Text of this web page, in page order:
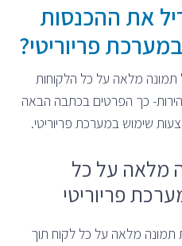
את ההכנסות
פריוריטי?
מלאה על כל הלקוחות
כך הפרטים בכתבה הבאה
שימוש במערכת פריוריטי.
מלאה על כל
פריוריטי
מלאה על כל לקוח תוך